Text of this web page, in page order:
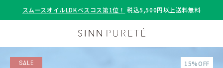
スムースオイルLDKベスコス第1位！ 税込5,500円以上送料無料
SALE
15%OFF